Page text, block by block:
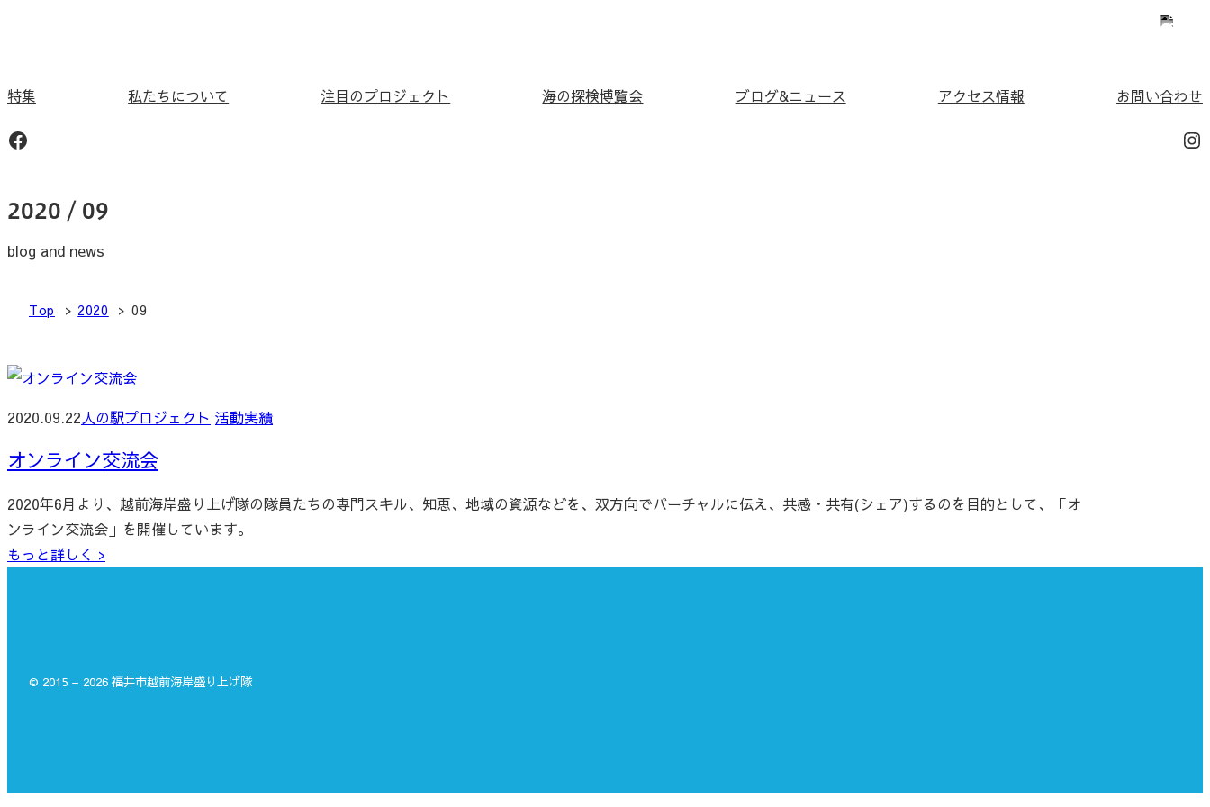
ス
ッ
特集 私たちについて 注目のプロジェクト 海の探検博覧会 ブログ&ニュース アクセス情報 お問い合わせ
Facebook
2020 / 09
blog and news
Top 2020 09
2020.09.22人の駅プロジェクト 活動実績
オンライン交流会
2020年6月より、越前海岸盛り上げ隊の隊員たちの専門スキル、知恵、地域の資源などを、双方向でバーチャルに伝え、共感・共有(シェア)するのを目的として、「オ
ンライン交流会」を開催しています。
もっと詳しく >
© 2015 – 2026 福井市越前海岸盛り上げ隊